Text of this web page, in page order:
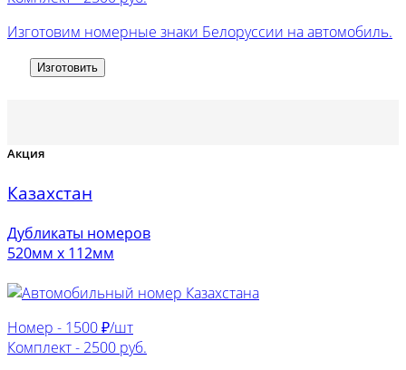
Изготовим номерные знаки Белоруссии на автомобиль.
Изготовить
Акция
Казахстан
Дубликаты номеров
520мм х 112мм
Номер - 1500 ₽/шт
Комплект - 2500 руб.